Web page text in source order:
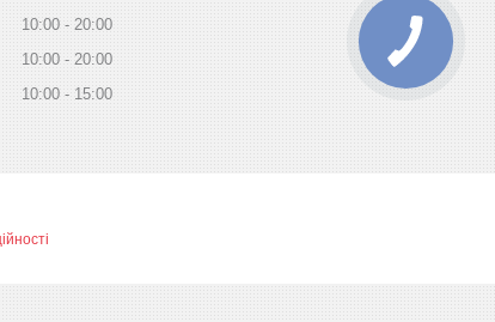
10:00
20:00
10:00
20:00
10:00 15:00